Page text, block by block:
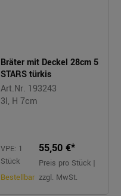
Bräter mit Deckel 28cm 5
STARS türkis
Art.Nr. 193243
3l, H 7cm
VPE: 1
Stück
Bestellbar
55,50 €*
Preis pro Stück |
zzgl. MwSt.